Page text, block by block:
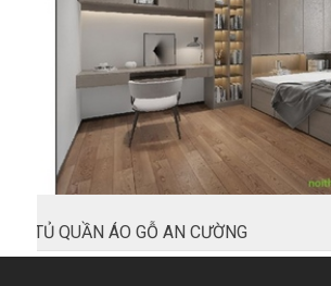
TỦ QUẦN ÁO GỖ AN CƯỜNG